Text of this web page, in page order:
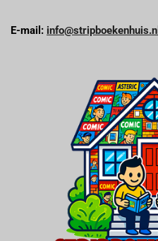
E-mail: info@stripboekenhuis.nl